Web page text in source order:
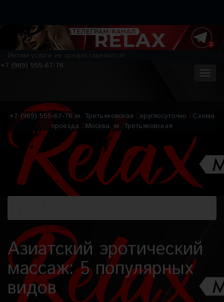
Интим-услуги не предоставляются!
+7 (969) 555-67-76
+7 (969) 555-67-76 м. Третьяковская круглосуточно
Схема
проезда
Москва, м. Третьяковская
Азиатский эротический
массаж: 5 популярных
видов